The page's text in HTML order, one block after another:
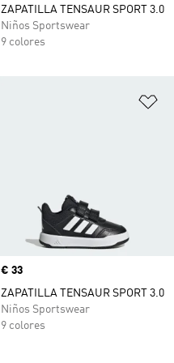
ZAPATILLA TENSAUR SPORT 3.0
Niños Sportswear
9 colores
Precio
€ 33
ZAPATILLA TENSAUR SPORT 3.0
Niños Sportswear
9 colores